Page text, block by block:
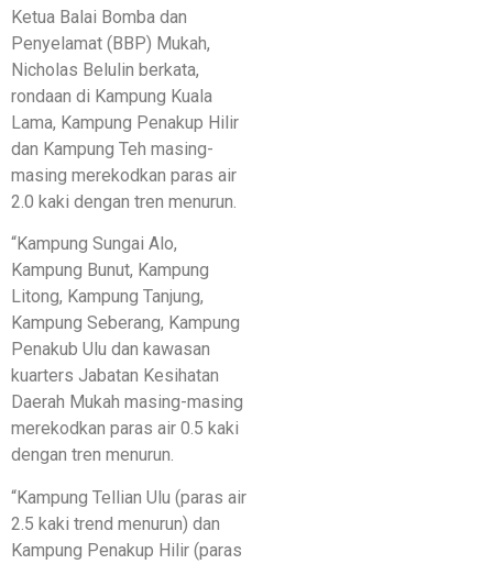
Ketua Balai Bomba dan
Penyelamat (BBP) Mukah,
Nicholas Belulin berkata,
rondaan di Kampung Kuala
Lama, Kampung Penakup Hilir
dan Kampung Teh masing-
masing merekodkan paras air
2.0 kaki dengan tren menurun.
“Kampung Sungai Alo,
Kampung Bunut, Kampung
Litong, Kampung Tanjung,
Kampung Seberang, Kampung
Penakub Ulu dan kawasan
kuarters Jabatan Kesihatan
Daerah Mukah masing-masing
merekodkan paras air 0.5 kaki
dengan tren menurun.
“Kampung Tellian Ulu (paras air
2.5 kaki trend menurun) dan
Kampung Penakup Hilir (paras